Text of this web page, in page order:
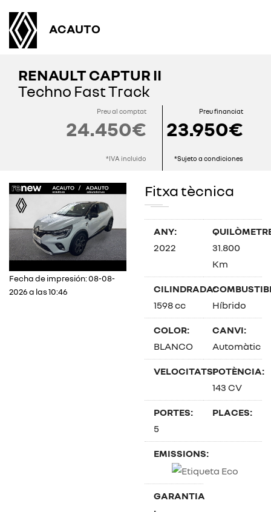
ACAUTO
RENAULT CAPTUR II
Techno Fast Track
Preu al comptat
24.450€
*IVA incluido
Preu financiat
23.950€
*Sujeto a condiciones
Fecha de impresión: 08-08-
2026 a las 10:46
Fitxa tècnica
ANY:
2022
31.800
Km
CILINDRADA:
1598 cc
Híbrido
COLOR:
BLANCO
CANVI:
Automàtic
VELOCITATS:POTÈNCIA:
143 CV
PORTES:
5
PLACES:
EMISSIONS:
GARANTIA